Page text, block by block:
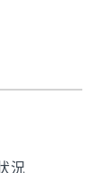
況